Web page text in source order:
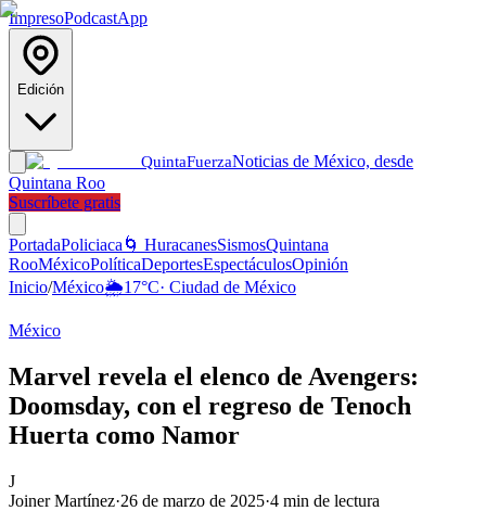
ImpresoPodcastApp
Edición
QuintaFuerzaNoticias de México, desde
Quintana Roo
Suscríbete gratis
PortadaPoliciaca 🌀 HuracanesSismosQuintana
RooMéxicoPolíticaDeportesEspectáculosOpinión
Inicio/México🌦️17°C· Ciudad de México
México
Marvel revela el elenco de Avengers:
Doomsday, con el regreso de Tenoch
Huerta como Namor
J
Joiner Martínez·26 de marzo de 2025·4 min de lectura